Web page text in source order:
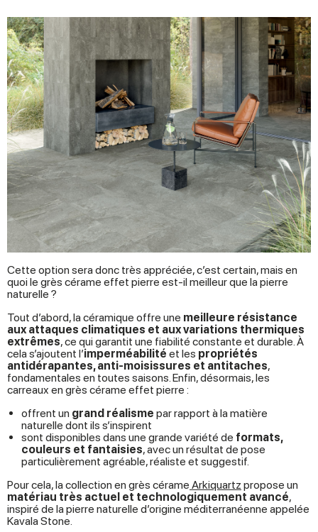
Cette option sera donc très appréciée, c’est certain, mais en
quoi le grès cérame effet pierre est-il meilleur que la pierre
naturelle ?
Tout d’abord, la céramique offre une meilleure résistance
aux attaques climatiques et aux variations thermiques
extrêmes, ce qui garantit une fiabilité constante et durable. À
cela s’ajoutent l’imperméabilité et les propriétés
antidérapantes, anti-moisissures et antitaches,
fondamentales en toutes saisons. Enfin, désormais, les
carreaux en grès cérame effet pierre :
offrent un grand réalisme par rapport à la matière
naturelle dont ils s’inspirent
sont disponibles dans une grande variété de formats,
couleurs et fantaisies, avec un résultat de pose
particulièrement agréable, réaliste et suggestif.
Pour cela, la collection en grès cérame Arkiquartz propose un
matériau très actuel et technologiquement avancé,
inspiré de la pierre naturelle d’origine méditerranéenne appelée
Kavala Stone.